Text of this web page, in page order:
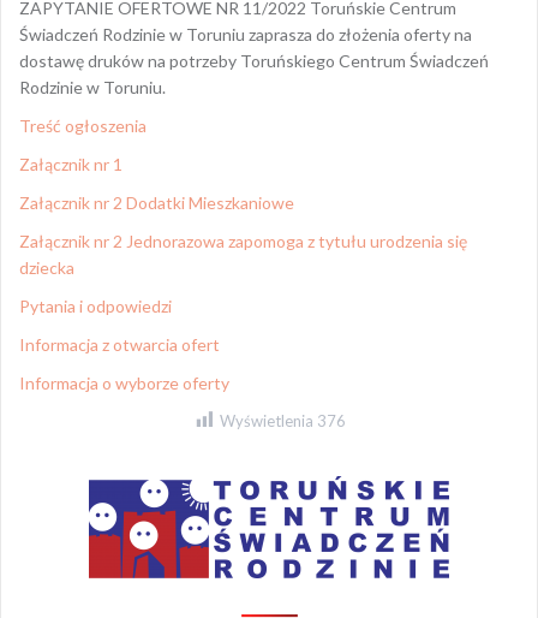
ZAPYTANIE OFERTOWE NR 11/2022 Toruńskie Centrum
Świadczeń Rodzinie w Toruniu zaprasza do złożenia oferty na
dostawę druków na potrzeby Toruńskiego Centrum Świadczeń
Rodzinie w Toruniu.
Treść ogłoszenia
Załącznik nr 1
Załącznik nr 2 Dodatki Mieszkaniowe
Załącznik nr 2 Jednorazowa zapomoga z tytułu urodzenia się
dziecka
Pytania i odpowiedzi
Informacja z otwarcia ofert
Informacja o wyborze oferty
Wyświetlenia 376